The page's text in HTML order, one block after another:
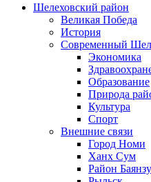
Шелеховский район
Великая Победа
История
Современный
Экономика
Образование
Природа
Культура
Спорт
Внешние связи
Город Номи
Ханх Сум
Район